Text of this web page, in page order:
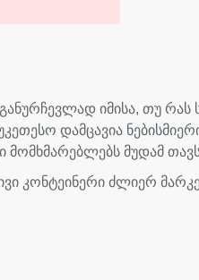
იმისა, თუ რას
დამცავია
მუდამ თავს
კონტეინერი ძლიერ